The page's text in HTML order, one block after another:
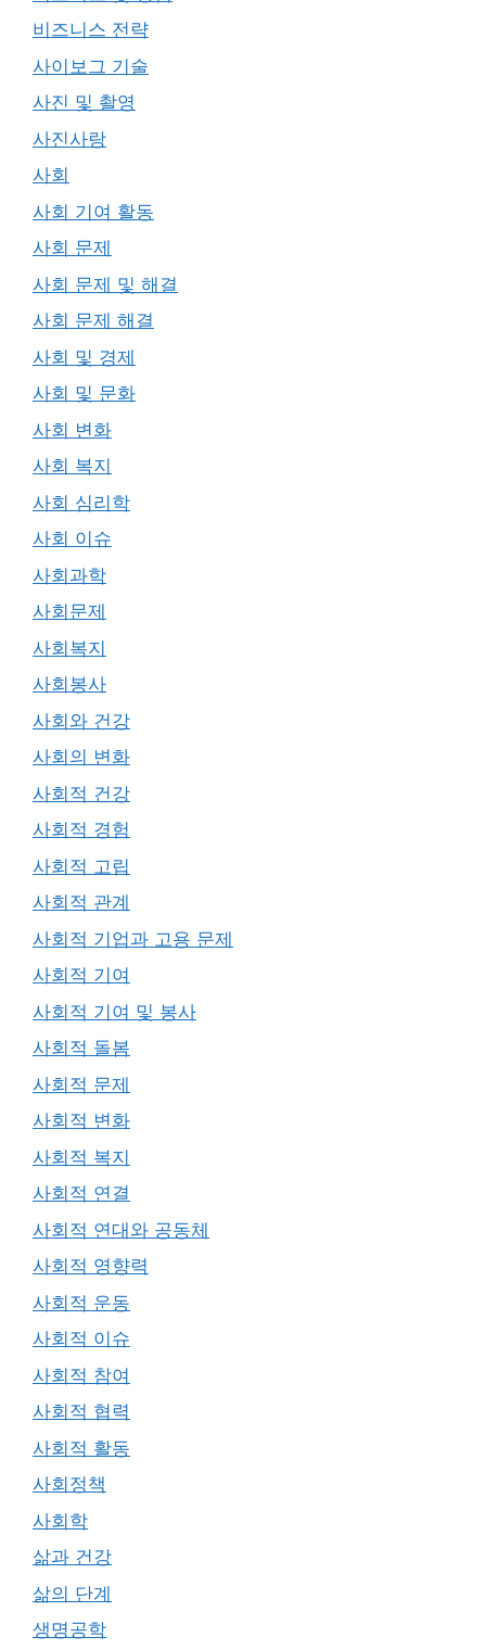
비즈니스 전략
사이보그 기술
사진 및 촬영
사진사랑
사회
사회 기여 활동
사회 문제
사회 문제 및 해결
사회 문제 해결
사회 및 경제
사회 및 문화
사회 변화
사회 복지
사회 심리학
사회 이슈
사회과학
사회문제
사회복지
사회봉사
사회와 건강
사회의 변화
사회적 건강
사회적 경험
사회적 고립
사회적 관계
사회적 기업과 고용 문제
사회적 기여
사회적 기여 및 봉사
사회적 돌봄
사회적 문제
사회적 변화
사회적 복지
사회적 연결
사회적 연대와 공동체
사회적 영향력
사회적 운동
사회적 이슈
사회적 참여
사회적 협력
사회적 활동
사회정책
사회학
삶과 건강
삶의 단계
생명공학